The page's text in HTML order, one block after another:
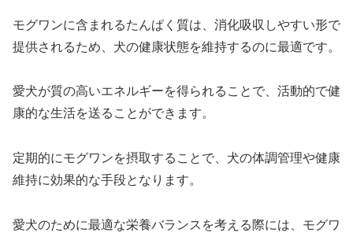
モグワンに含まれるたんぱく質は、消化吸収しやすい形で
提供されるため、犬の健康状態を維持するのに最適です。
愛犬が質の高いエネルギーを得られることで、活動的で健
康的な生活を送ることができます。
定期的にモグワンを摂取することで、犬の体調管理や健康
維持に効果的な手段となります。
愛犬のために最適な栄養バランスを考える際には、モグワ